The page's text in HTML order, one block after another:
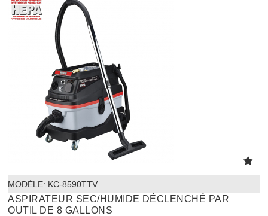
MODÈLE: KC-8590TTV
ASPIRATEUR SEC/HUMIDE DÉCLENCHÉ PAR
OUTIL DE 8 GALLONS